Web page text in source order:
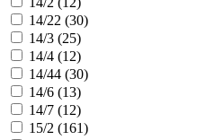
14/22 (30)
14/3 (25)
14/4 (12)
14/44 (30)
14/6 (13)
14/7 (12)
15/2 (161)